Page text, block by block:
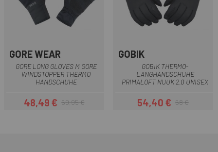
GORE WEAR
GORE LONG GLOVES M GORE
WINDSTOPPER THERMO
HANDSCHUHE
Preis
48,49 €Regulärer Preis
69,95 €
GOBIK
GOBIK THERMO-
LANGHANDSCHUHE
PRIMALOFT NUUK 2.0 UNISEX
Preis
54,40 €Regulärer Preis
68 €